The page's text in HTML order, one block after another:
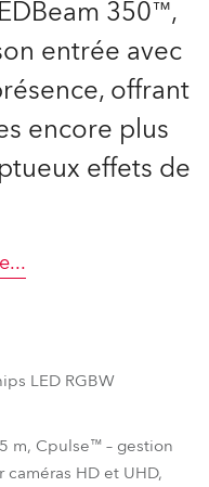
350™,
entrée avec
offrant
encore plus
effets de
...
LED RGBW
m, Cpulse™ – gestion
HD et UHD,